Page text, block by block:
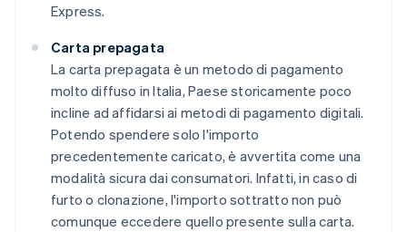
Express.
Carta prepagata
La carta prepagata è un metodo di pagamento
molto diffuso in Italia, Paese storicamente poco
incline ad affidarsi ai metodi di pagamento digitali.
Potendo spendere solo l'importo
precedentemente caricato, è avvertita come una
modalità sicura dai consumatori. Infatti, in caso di
furto o clonazione, l'importo sottratto non può
comunque eccedere quello presente sulla carta.